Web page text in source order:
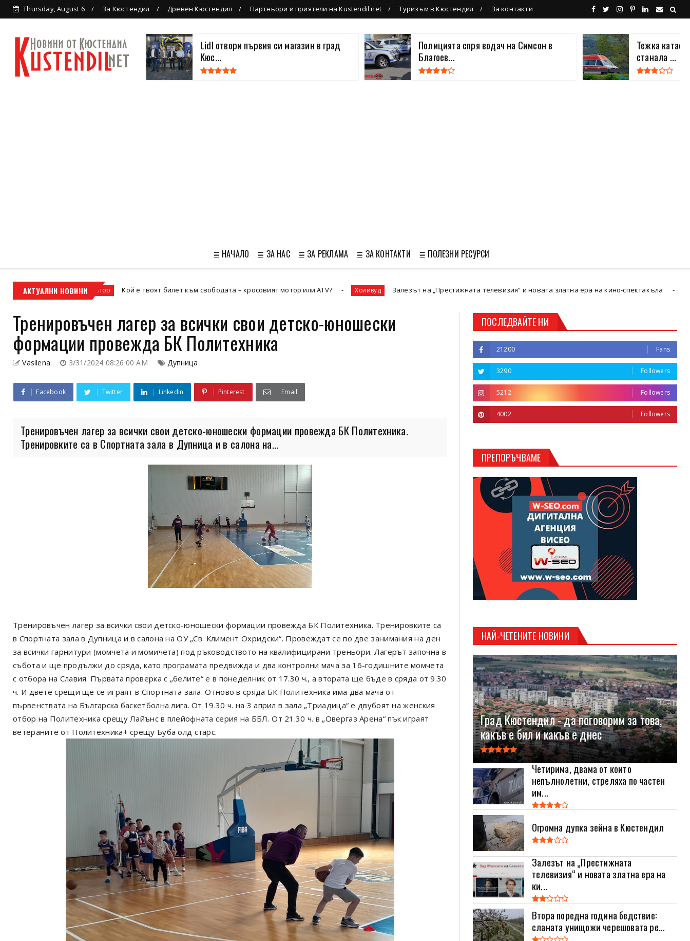
Thursday, August 6 За Кюстендил Древен Кюстендил Партньори и приятели на Kustendil net Туризъм в Кюстендил За контакти
Lidl отвори първия си магазин в град
Кюс...
Полицията спря водач на Симсон в
Благоев...
Тежка
станала ...
≣ НАЧАЛО ≣ ЗА НАС ≣ ЗА РЕКЛАМА ≣ ЗА КОНТАКТИ ≣ ПОЛЕЗНИ РЕСУРСИ
АКТУАЛНИ НОВИНИ
кросов мотор Кой е твоят билет към свободата – кросовият мотор или ATV? Холивуд Залезът на „Престижната телевизия“ и новата златна ера на кино-спектакъла Кюстендил
Тренировъчен лагер за всички свои детско-юношески
формации провежда БК Политехника
Vasilena 3/31/2024 08:26:00 AM Дупница
Facebook Twitter Linkedin Pinterest Email
Тренировъчен лагер за всички свои детско-юношески формации провежда БК Политехника.
Тренировките са в Спортната зала в Дупница и в салона на...
Тренировъчен лагер за всички свои детско-юношески формации провежда БК Политехника. Тренировките са
в Спортната зала в Дупница и в салона на ОУ „Св. Климент Охридски“. Провеждат се по две занимания на ден
за всички гарнитури (момчета и момичета) под ръководството на квалифицирани треньори. Лагерът започна в
събота и ще продължи до сряда, като програмата предвижда и два контролни мача за 16-годишните момчета
с отбора на Славия. Първата проверка с „белите“ е в понеделник от 17.30 ч., а втората ще бъде в сряда от 9.30
ч. И двете срещи ще се играят в Спортната зала. Отново в сряда БК Политехника има два мача от
първенствата на Българска баскетболна лига. От 19.30 ч. на 3 април в зала „Триадица“ е двубоят на женския
отбор на Политехника срещу Лайънс в плейофната серия на ББЛ. От 21.30 ч. в „Овергаз Арена“ пък играят
ветераните от Политехника+ срещу Буба олд старс.
ПОСЛЕДВАЙТЕ НИ
21200 Fans
3290 Followers
5212 Followers
4002 Followers
ПРЕПОРЪЧВАМЕ
НАЙ-ЧЕТЕНИТЕ НОВИНИ
Град Кюстендил - да поговорим за това,
какъв е бил и какъв е днес
Четирима, двама от които
непълнолетни, стреляха по частен
им...
Огромна дупка зейна в Кюстендил
Залезът на „Престижната
телевизия“ и новата златна ера на
ки...
Втора поредна година бедствие:
сланата унищожи черешовата ре...